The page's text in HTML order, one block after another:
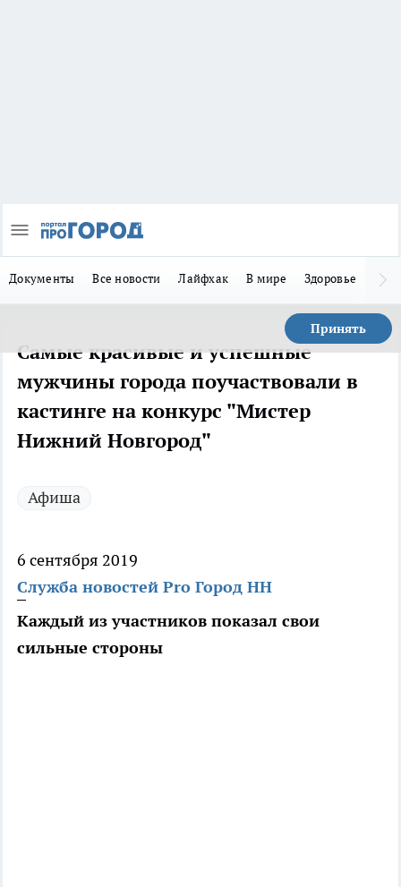
Документы Все новости Лайфхак В мире Здоровье
Принять
Самые красивые и успешные
мужчины города поучаствовали в
кастинге на конкурс "Мистер
Нижний Новгород"
Афиша
6 сентября 2019
Служба новостей Pro Город НН
Каждый из участников показал свои
сильные стороны